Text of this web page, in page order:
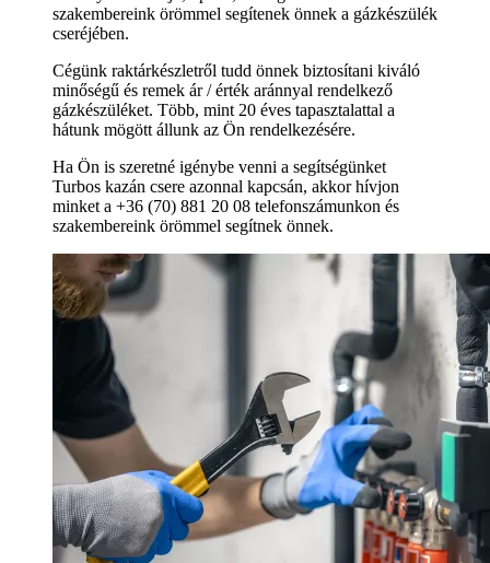
szakembereink örömmel segítenek önnek a gázkészülék
cseréjében.
Cégünk raktárkészletről tudd önnek biztosítani kiváló
minőségű és remek ár / érték aránnyal rendelkező
gázkészüléket. Több, mint 20 éves tapasztalattal a
hátunk mögött állunk az Ön rendelkezésére.
Ha Ön is szeretné igénybe venni a segítségünket
Turbos kazán csere azonnal kapcsán, akkor hívjon
minket a +36 (70) 881 20 08 telefonszámunkon és
szakembereink örömmel segítnek önnek.